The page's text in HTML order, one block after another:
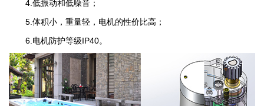
4.低振动和低噪音；
5.体积小，重量轻，电机的性价比高；
6.电机防护等级IP40。